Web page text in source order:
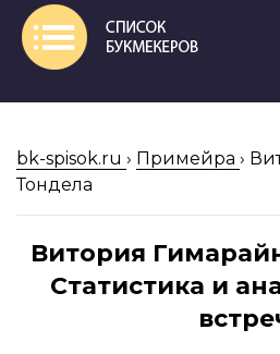
bk-spisok.ru › Примейра ›
Тондела
Витория
Статистика и